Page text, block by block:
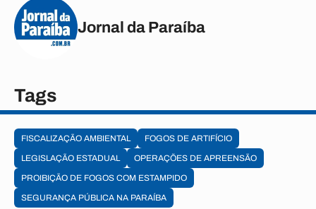
Jornal da Paraíba
Tags
FISCALIZAÇÃO AMBIENTAL
FOGOS DE ARTIFÍCIO
LEGISLAÇÃO ESTADUAL
OPERAÇÕES DE APREENSÃO
PROIBIÇÃO DE FOGOS COM ESTAMPIDO
SEGURANÇA PÚBLICA NA PARAÍBA